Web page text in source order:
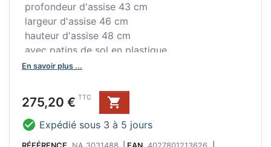
profondeur d'assise 43 cm
largeur d'assise 46 cm
hauteur d'assise 48 cm
avec patins de sol en plastique
livraison démontée
En savoir plus ...
Prix
275,20 € TTC

 Expédié sous 3 à 5 jours